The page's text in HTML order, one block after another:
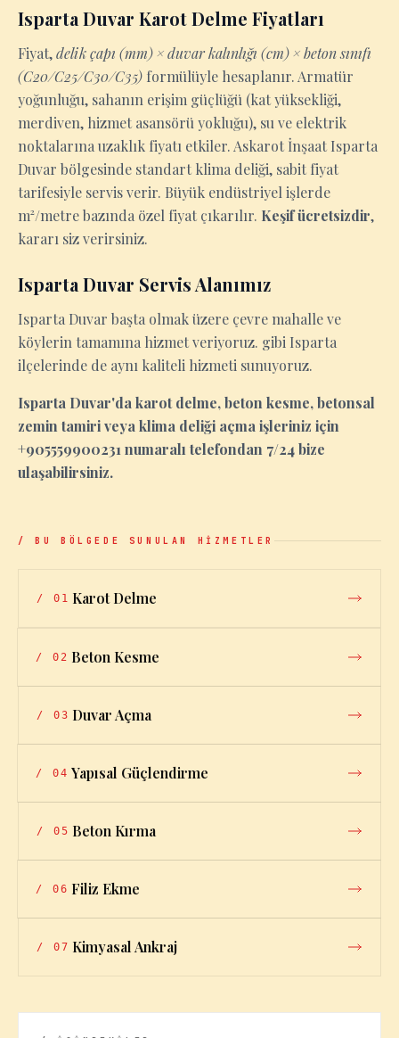
Isparta Duvar Karot Delme Fiyatları
Fiyat,delik çapı (mm) × duvar kalınlığı (cm) × beton sınıfı
(C20/C25/C30/C35) formülüyle hesaplanır. Armatür
yoğunluğu, sahanın erişim güçlüğü (kat yüksekliği,
merdiven, hizmet asansörü yokluğu), su ve elektrik
noktalarına uzaklık fiyatı etkiler. Askarot İnşaat Isparta
Duvar bölgesinde standart klima deliği, sabit fiyat
tarifesiyle servis verir. Büyük endüstriyel işlerde
m²/metre bazında özel fiyat çıkarılır. Keşif ücretsizdir,
kararı siz verirsiniz.
Isparta Duvar Servis Alanımız
Isparta Duvar başta olmak üzere çevre mahalle ve
köylerin tamamına hizmet veriyoruz. gibi Isparta
ilçelerinde de aynı kaliteli hizmeti sunuyoruz.
Isparta Duvar'da karot delme, beton kesme, betonsal
zemin tamiri veya klima deliği açma işleriniz için
+905559900231 numaralı telefondan 7/24 bize
ulaşabilirsiniz.
/ BU BÖLGEDE SUNULAN HİZMETLER
/ 01 Karot Delme
/ 02 Beton Kesme
/ 03 Duvar Açma
/ 04 Yapısal Güçlendirme
/ 05 Beton Kırma
/ 06 Filiz Ekme
/ 07 Kimyasal Ankraj